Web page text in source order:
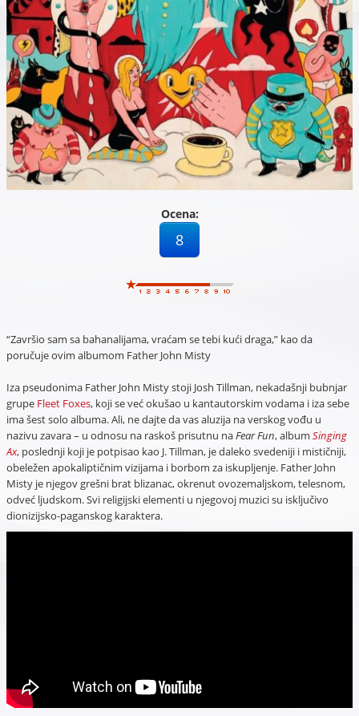
Ocena:
8
“Završio sam sa bahanalijama, vraćam se tebi kući draga,” kao da
poručuje ovim albumom Father John Misty
Iza pseudonima Father John Misty stoji Josh Tillman, nekadašnji bubnjar
grupe Fleet Foxes, koji se već okušao u kantautorskim vodama i iza sebe
ima šest solo albuma. Ali, ne dajte da vas aluzija na verskog vođu u
nazivu zavara – u odnosu na raskoš prisutnu naFear Fun, album Singing
Ax, poslednji koji je potpisao kao J. Tillman, je daleko svedeniji i mističniji,
obeležen apokaliptičnim vizijama i borbom za iskupljenje. Father John
Misty je njegov grešni brat blizanac, okrenut ovozemaljskom, telesnom,
odveć ljudskom. Svi religijski elementi u njegovoj muzici su isključivo
dionizijsko-paganskog karaktera.